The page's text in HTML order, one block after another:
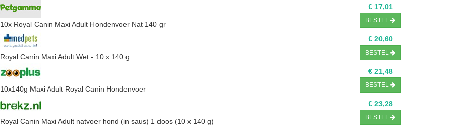
10x Royal Canin Maxi Adult Hondenvoer Nat 140 gr
€ 17,01
BESTEL
Royal Canin Maxi Adult Wet - 10 x 140 g
€ 20,60
BESTEL
10x140g Maxi Adult Royal Canin Hondenvoer
€ 21,48
BESTEL
Royal Canin Maxi Adult natvoer hond (in saus) 1 doos (10 x 140 g)
€ 23,28
BESTEL